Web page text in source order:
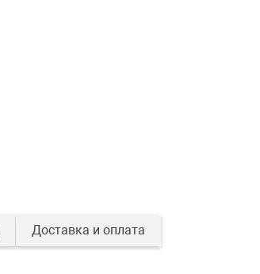
Доставка и оплата